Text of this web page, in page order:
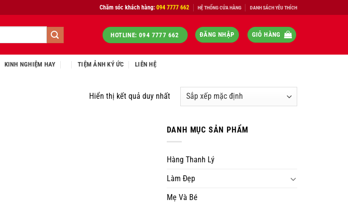
Chăm sóc khách hàng:094 7777 662 HỆ THỐNG CỬA HÀNG DANH SÁCH YÊU THÍCH
HOTLINE: 094 7777 662 ĐĂNG NHẬP GIỎ HÀNG
KINH NGHIỆM HAY TIỆM ẢNH KÝ ỨC LIÊN HỆ
Hiển thị kết quả duy nhất
DANH MỤC SẢN PHẨM
Hàng Thanh Lý
Làm Đẹp
Mẹ Và Bé